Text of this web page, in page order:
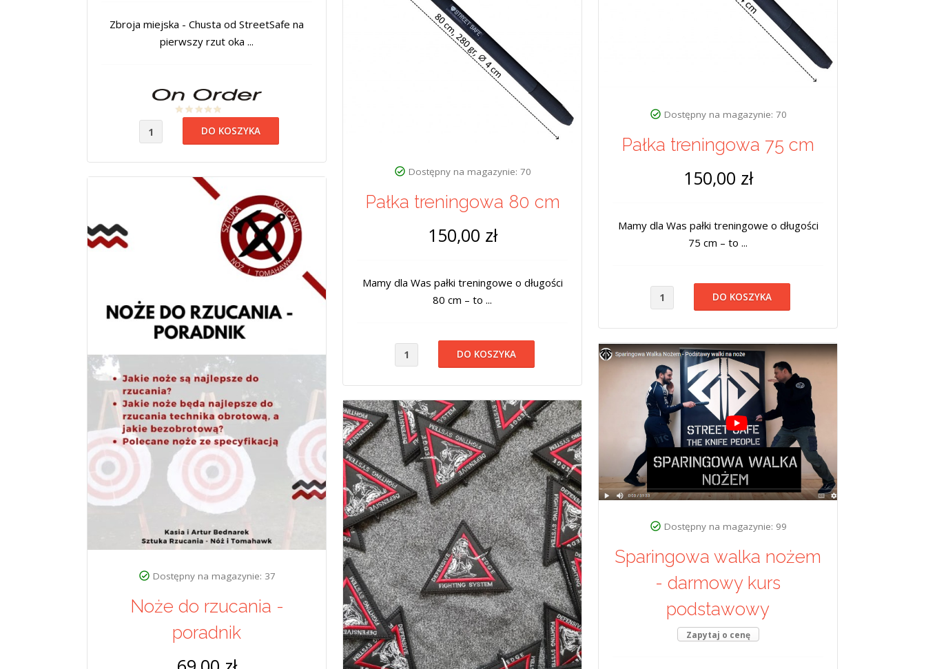
Zbroja miejska - Chusta od StreetSafe na
pierwszy rzut oka ...
Dostępny na magazynie: 70
Pałka treningowa 75 cm
150,00 zł
Mamy dla Was pałki treningowe o długości
75 cm – to ...
Dostępny na magazynie: 70
Pałka treningowa 80 cm
150,00 zł
Mamy dla Was pałki treningowe o długości
80 cm – to ...
Dostępny na magazynie: 37
Noże do rzucania -
poradnik
Dostępny na magazynie: 99
Sparingowa walka nożem
- darmowy kurs
podstawowy
Zapytaj o cenę